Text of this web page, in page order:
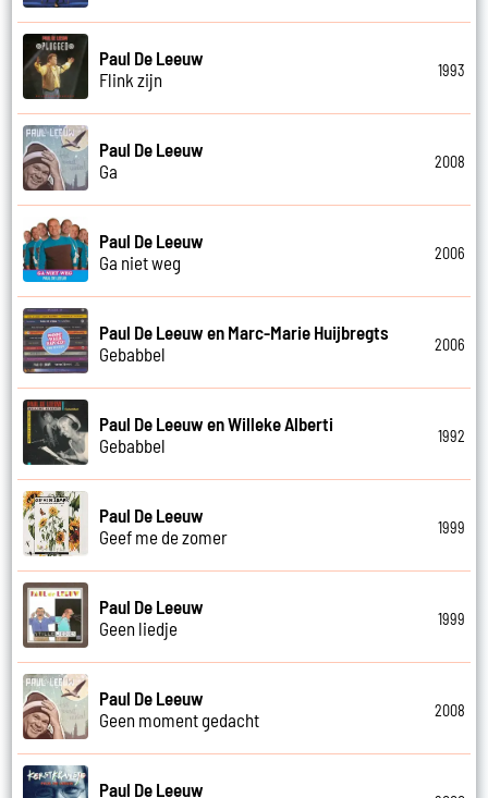
Paul De Leeuw
Flink zijn
1993
Paul De Leeuw
Ga
2008
Paul De Leeuw
Ga niet weg
2006
Paul De Leeuw en Marc-Marie Huijbregts
Gebabbel
2006
Paul De Leeuw en Willeke Alberti
Gebabbel
1992
Paul De Leeuw
Geef me de zomer
1999
Paul De Leeuw
Geen liedje
1999
Paul De Leeuw
Geen moment gedacht
2008
Paul De Leeuw